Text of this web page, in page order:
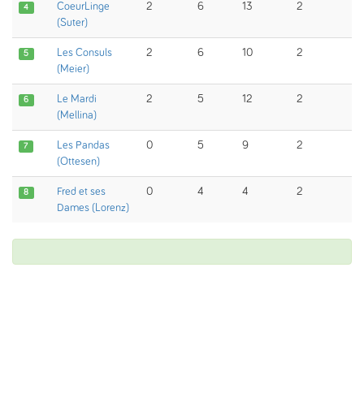
4
CoeurLinge
(Suter)
2 6 13 2
5
Les Consuls
(Meier)
2 6 10 2
6
Le Mardi
(Mellina)
2 5 12 2
7
Les Pandas
(Ottesen)
0 5 9 2
8
Fred et ses
Dames (Lorenz)
0 4 4 2